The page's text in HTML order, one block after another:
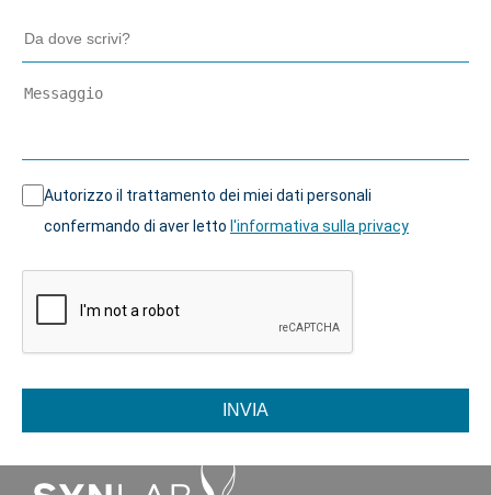
Autorizzo il trattamento dei miei dati personali
confermando di aver letto l'informativa sulla privacy
INVIA